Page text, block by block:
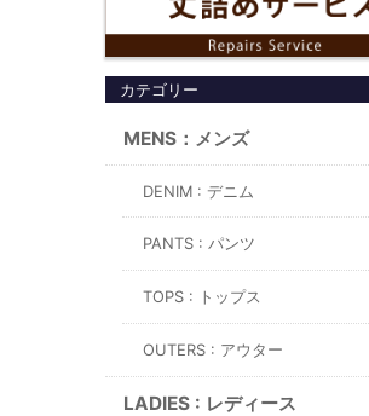
カテゴリー
MENS：メンズ
DENIM : デニム
PANTS : パンツ
TOPS : トップス
OUTERS : アウター
LADIES : レディース